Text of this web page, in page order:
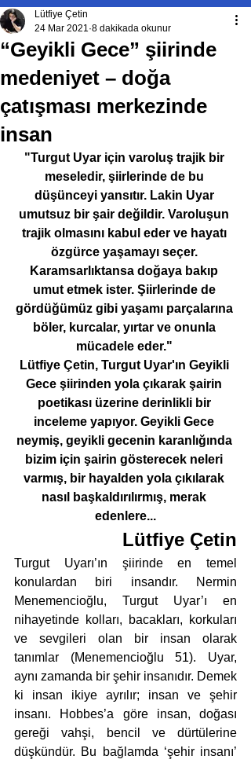
“Geyikli Gece” şiirinde
medeniyet – doğa
çatışması merkezinde
insan
Lütfiye Çetin
24 Mar 2021 8 dakikada okunur
"Turgut Uyar için varoluş trajik bir
meseledir, şiirlerinde de bu
düşünceyi yansıtır. Lakin Uyar
umutsuz bir şair değildir. Varoluşun
trajik olmasını kabul eder ve hayatı
özgürce yaşamayı seçer.
Karamsarlıktansa doğaya bakıp
umut etmek ister. Şiirlerinde de
gördüğümüz gibi yaşamı parçalarına
böler, kurcalar, yırtar ve onunla
mücadele eder."
Lütfiye Çetin, Turgut Uyar'ın Geyikli
Gece şiirinden yola çıkarak şairin
poetikası üzerine derinlikli bir
inceleme yapıyor. Geyikli Gece
neymiş, geyikli gecenin karanlığında
bizim için şairin gösterecek neleri
varmış, bir hayalden yola çıkılarak
nasıl başkaldırılırmış, merak
edenlere...
Lütfiye Çetin
Turgut Uyarı’ın şiirinde en temel
konulardan biri insandır. Nermin
Menemencioğlu, Turgut Uyar’ı en
nihayetinde kolları, bacakları, korkuları
ve sevgileri olan bir insan olarak
tanımlar (Menemencioğlu 51). Uyar,
aynı zamanda bir şehir insanıdır. Demek
ki insan ikiye ayrılır; insan ve şehir
insanı. Hobbes’a göre insan, doğası
gereği vahşi, bencil ve dürtülerine
düşkündür. Bu bağlamda ‘şehir insanı’